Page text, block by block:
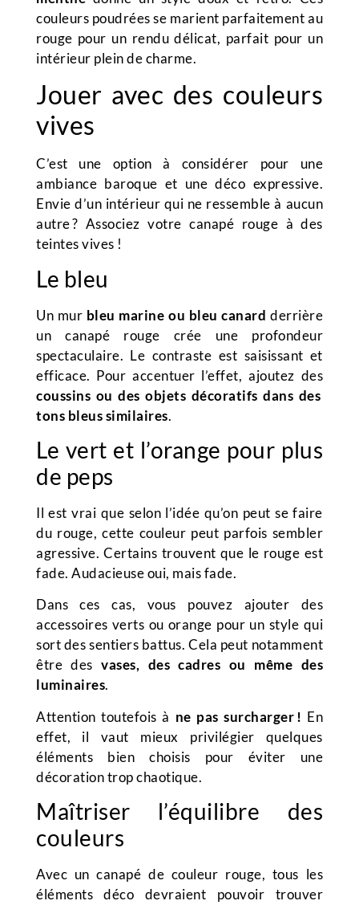
couleurs poudrées se marient parfaitement au
rouge pour un rendu délicat, parfait pour un
intérieur plein de charme.
Jouer avec des couleurs
vives
C’est une option à considérer pour une
ambiance baroque et une déco expressive.
Envie d’un intérieur qui ne ressemble à aucun
autre ? Associez votre canapé rouge à des
teintes vives !
Le bleu
Un mur bleu marine ou bleu canard derrière
un canapé rouge crée une profondeur
spectaculaire. Le contraste est saisissant et
efficace. Pour accentuer l’effet, ajoutez des
coussins ou des objets décoratifs dans des
tons bleus similaires.
Le vert et l’orange pour plus
de peps
Il est vrai que selon l’idée qu’on peut se faire
du rouge, cette couleur peut parfois sembler
agressive. Certains trouvent que le rouge est
fade. Audacieuse oui, mais fade.
Dans ces cas, vous pouvez ajouter des
accessoires verts ou orange pour un style qui
sort des sentiers battus. Cela peut notamment
être desvases, des cadres ou même des
luminaires.
Attention toutefois à ne pas surcharger ! En
effet, il vaut mieux privilégier quelques
éléments bien choisis pour éviter une
décoration trop chaotique.
Maîtriser l’équilibre des
couleurs
Avec un canapé de couleur rouge, tous les
éléments déco devraient pouvoir trouver